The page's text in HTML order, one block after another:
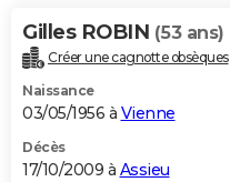
Gilles ROBIN (53 ans)
Créer une cagnotte obsèques
Naissance
03/05/1956 à Vienne
Décès
17/10/2009 à Assieu